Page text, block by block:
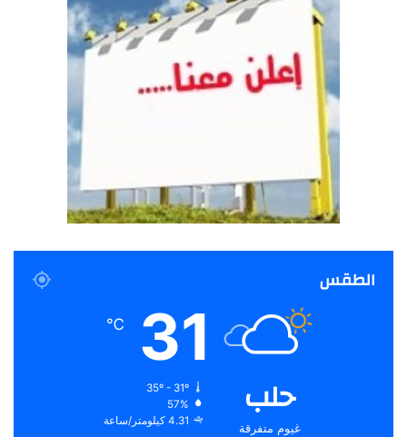
الطقس
حلب
غيوم متفرقة
31
℃
35º - 31º
57%
4.31 كيلومتر/ساعة